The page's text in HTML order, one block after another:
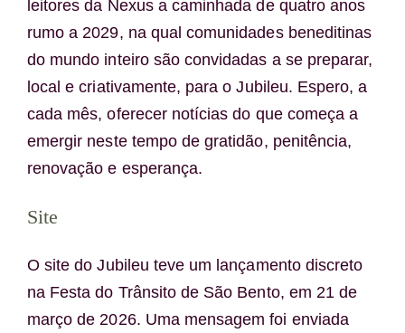
leitores da Nexus a caminhada de quatro anos
rumo a 2029, na qual comunidades beneditinas
do mundo inteiro são convidadas a se preparar,
local e criativamente, para o Jubileu. Espero, a
cada mês, oferecer notícias do que começa a
emergir neste tempo de gratidão, penitência,
renovação e esperança.
Site
O site do Jubileu teve um lançamento discreto
na Festa do Trânsito de São Bento, em 21 de
março de 2026. Uma mensagem foi enviada